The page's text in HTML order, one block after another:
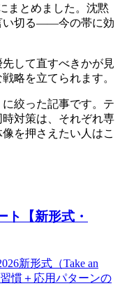
まとめました。沈黙
い切る——今の帯に効
して直すべきかが見
略を立てられます。
絞った記事です。テ
対策は、それぞれ専
を押さえたい人はこ
【新形式・
新形式（Take an
慣＋応用パターンの